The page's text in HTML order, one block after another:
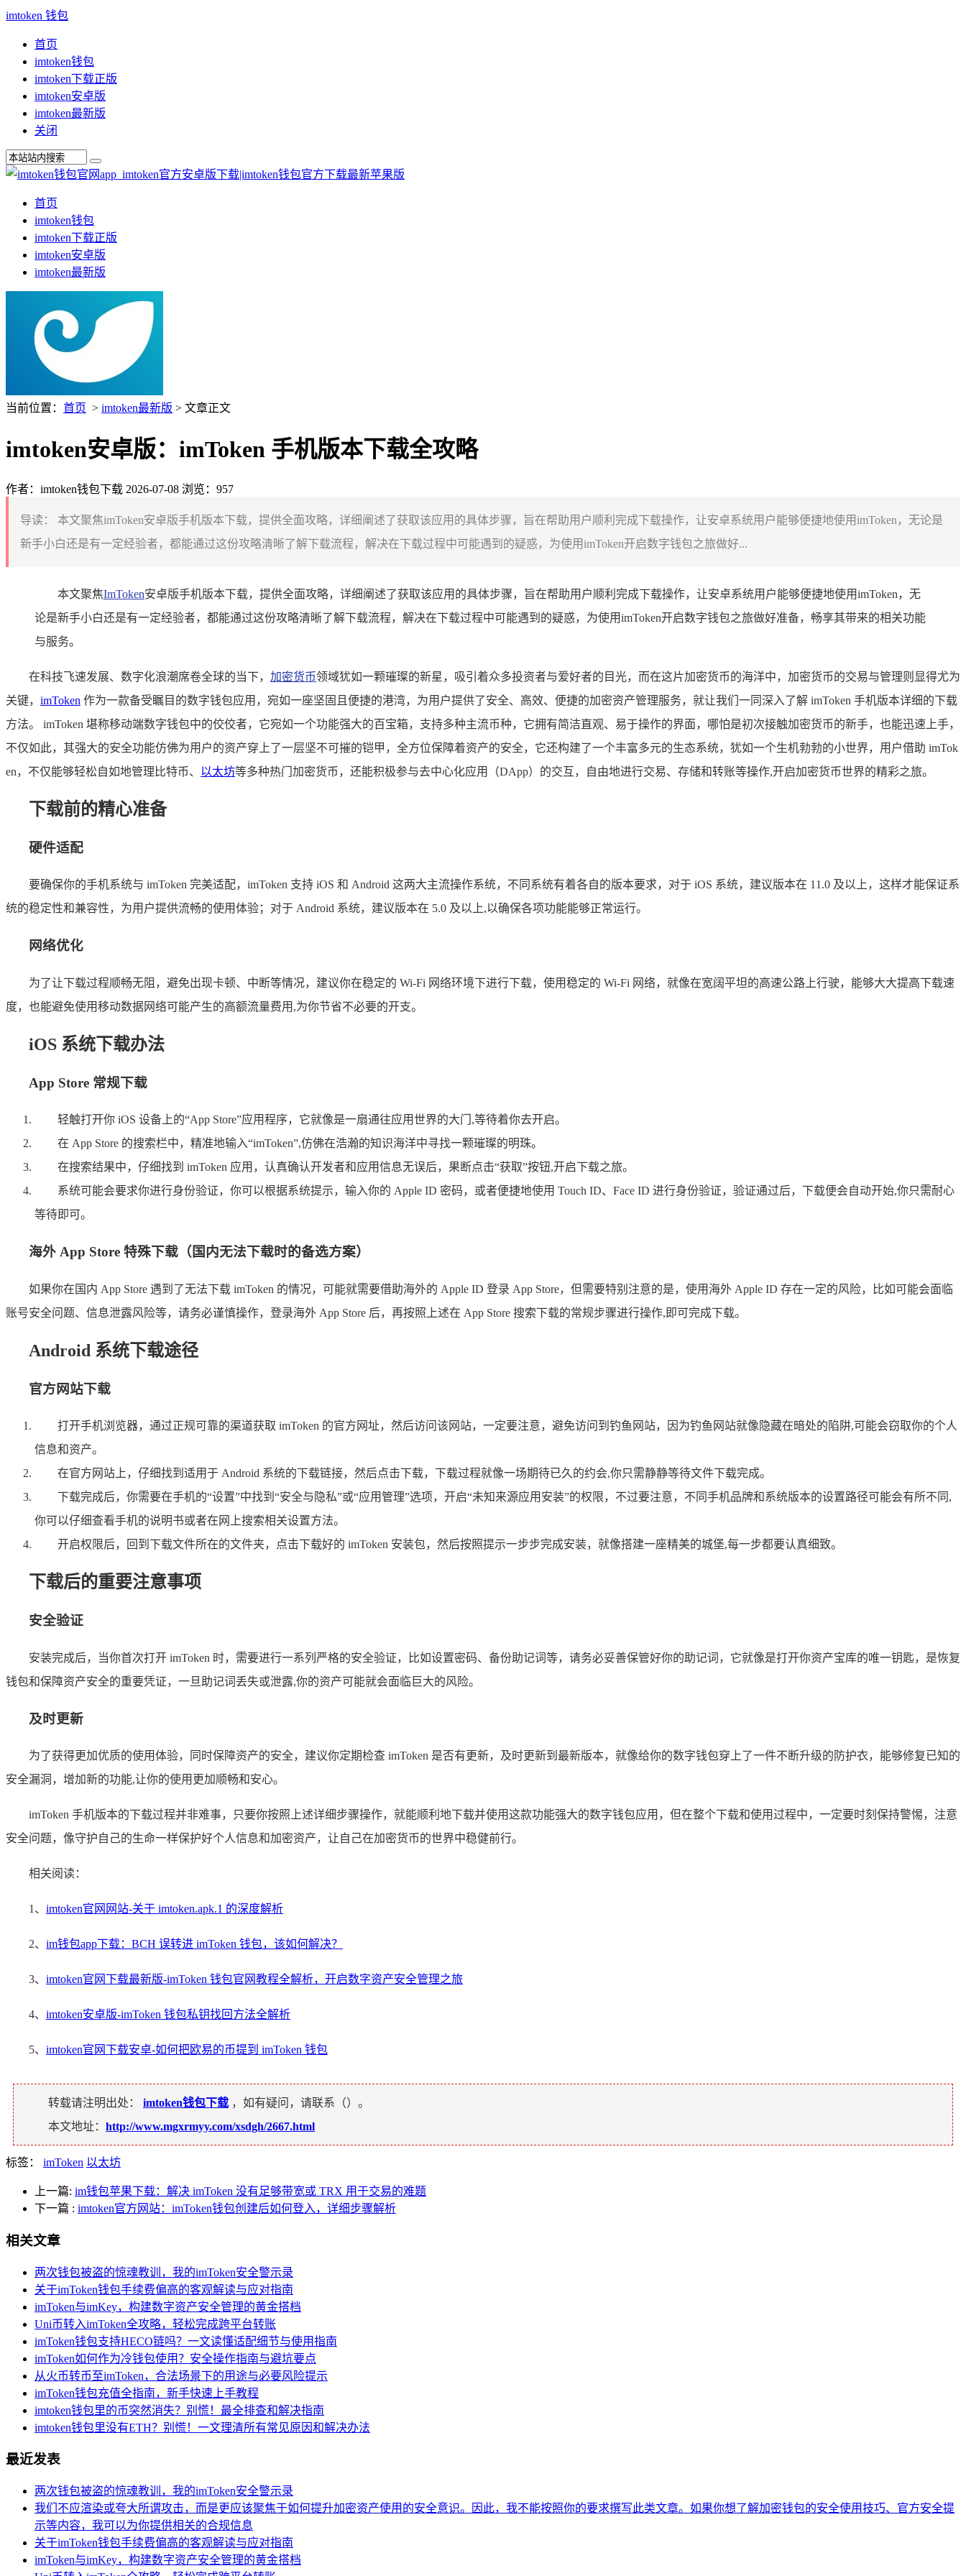
imtoken 钱包
首页
imtoken钱包
imtoken下载正版
imtoken安卓版
imtoken最新版
关闭
首页
imtoken钱包
imtoken下载正版
imtoken安卓版
imtoken最新版
当前位置： 首页 > imtoken最新版 > 文章正文
imtoken安卓版：imToken 手机版本下载全攻略
作者：imtoken钱包下载 2026-07-08 浏览：957
导读：
本文聚焦imToken安卓版手机版本下载，提供全面攻略，详细阐述了获取该应用的具体步骤，旨在帮助用户顺利完成下载操作，让安卓系统用户能够便捷地使用imToken，无论是
新手小白还是有一定经验者，都能通过这份攻略清晰了解下载流程，解决在下载过程中可能遇到的疑惑，为使用imToken开启数字钱包之旅做好...
本文聚焦ImToken安卓版手机版本下载，提供全面攻略，详细阐述了获取该应用的具体步骤，旨在帮助用户顺利完成下载操作，让安卓系统用户能够便捷地使用imToken，无
论是新手小白还是有一定经验者，都能通过这份攻略清晰了解下载流程，解决在下载过程中可能遇到的疑惑，为使用imToken开启数字钱包之旅做好准备，畅享其带来的相关功能
与服务。
在科技飞速发展、数字化浪潮席卷全球的当下， 加密货币领域犹如一颗璀璨的新星，吸引着众多投资者与爱好者的目光，而在这片加密货币的海洋中，加密货币的交易与管理则显得尤为
关键， imToken 作为一款备受瞩目的数字钱包应用，宛如一座坚固且便捷的港湾，为用户提供了安全、高效、便捷的加密资产管理服务，就让我们一同深入了解 imToken 手机版本详细的下载
方法。 imToken 堪称移动端数字钱包中的佼佼者，它宛如一个功能强大的百宝箱，支持多种主流币种，它拥有简洁直观、易于操作的界面，哪怕是初次接触加密货币的新手，也能迅速上手，
不仅如此，其强大的安全功能仿佛为用户的资产穿上了一层坚不可摧的铠甲，全方位保障着资产的安全，它还构建了一个丰富多元的生态系统，犹如一个生机勃勃的小世界，用户借助 imTok
en，不仅能够轻松自如地管理比特币、 以太坊等多种热门加密货币，还能积极参与去中心化应用（DApp）的交互，自由地进行交易、存储和转账等操作,开启加密货币世界的精彩之旅。
下载前的精心准备
硬件适配
要确保你的手机系统与 imToken 完美适配，imToken 支持 iOS 和 Android 这两大主流操作系统，不同系统有着各自的版本要求，对于 iOS 系统，建议版本在 11.0 及以上，这样才能保证系
统的稳定性和兼容性，为用户提供流畅的使用体验；对于 Android 系统，建议版本在 5.0 及以上,以确保各项功能能够正常运行。
网络优化
为了让下载过程顺畅无阻，避免出现卡顿、中断等情况，建议你在稳定的 Wi-Fi 网络环境下进行下载，使用稳定的 Wi-Fi 网络，就像在宽阔平坦的高速公路上行驶，能够大大提高下载速
度，也能避免使用移动数据网络可能产生的高额流量费用,为你节省不必要的开支。
iOS 系统下载办法
App Store 常规下载
轻触打开你 iOS 设备上的“App Store”应用程序，它就像是一扇通往应用世界的大门,等待着你去开启。
在 App Store 的搜索栏中，精准地输入“imToken”,仿佛在浩瀚的知识海洋中寻找一颗璀璨的明珠。
在搜索结果中，仔细找到 imToken 应用，认真确认开发者和应用信息无误后，果断点击“获取”按钮,开启下载之旅。
系统可能会要求你进行身份验证，你可以根据系统提示，输入你的 Apple ID 密码，或者便捷地使用 Touch ID、Face ID 进行身份验证，验证通过后，下载便会自动开始,你只需耐心
等待即可。
海外 App Store 特殊下载（国内无法下载时的备选方案）
如果你在国内 App Store 遇到了无法下载 imToken 的情况，可能就需要借助海外的 Apple ID 登录 App Store，但需要特别注意的是，使用海外 Apple ID 存在一定的风险，比如可能会面临
账号安全问题、信息泄露风险等，请务必谨慎操作，登录海外 App Store 后，再按照上述在 App Store 搜索下载的常规步骤进行操作,即可完成下载。
Android 系统下载途径
官方网站下载
打开手机浏览器，通过正规可靠的渠道获取 imToken 的官方网址，然后访问该网站，一定要注意，避免访问到钓鱼网站，因为钓鱼网站就像隐藏在暗处的陷阱,可能会窃取你的个人
信息和资产。
在官方网站上，仔细找到适用于 Android 系统的下载链接，然后点击下载，下载过程就像一场期待已久的约会,你只需静静等待文件下载完成。
下载完成后，你需要在手机的“设置”中找到“安全与隐私”或“应用管理”选项，开启“未知来源应用安装”的权限，不过要注意，不同手机品牌和系统版本的设置路径可能会有所不同,
你可以仔细查看手机的说明书或者在网上搜索相关设置方法。
开启权限后，回到下载文件所在的文件夹，点击下载好的 imToken 安装包，然后按照提示一步步完成安装，就像搭建一座精美的城堡,每一步都要认真细致。
下载后的重要注意事项
安全验证
安装完成后，当你首次打开 imToken 时，需要进行一系列严格的安全验证，比如设置密码、备份助记词等，请务必妥善保管好你的助记词，它就像是打开你资产宝库的唯一钥匙，是恢复
钱包和保障资产安全的重要凭证，一旦助记词丢失或泄露,你的资产可能就会面临巨大的风险。
及时更新
为了获得更加优质的使用体验，同时保障资产的安全，建议你定期检查 imToken 是否有更新，及时更新到最新版本，就像给你的数字钱包穿上了一件不断升级的防护衣，能够修复已知的
安全漏洞，增加新的功能,让你的使用更加顺畅和安心。
imToken 手机版本的下载过程并非难事，只要你按照上述详细步骤操作，就能顺利地下载并使用这款功能强大的数字钱包应用，但在整个下载和使用过程中，一定要时刻保持警惕，注意
安全问题，像守护自己的生命一样保护好个人信息和加密资产，让自己在加密货币的世界中稳健前行。
相关阅读：
1、 imtoken官网网站-关于 imtoken.apk.1 的深度解析
2、 im钱包app下载：BCH 误转进 imToken 钱包，该如何解决？
3、 imtoken官网下载最新版-imToken 钱包官网教程全解析，开启数字资产安全管理之旅
4、 imtoken安卓版-imToken 钱包私钥找回方法全解析
5、 imtoken官网下载安卓-如何把欧易的币提到 imToken 钱包
转载请注明出处： imtoken钱包下载 ，如有疑问，请联系（）。
本文地址： http://www.mgxrmyy.com/xsdgh/2667.html
标签： imToken 以太坊
上一篇: im钱包苹果下载：解决 imToken 没有足够带宽或 TRX 用于交易的难题
下一篇 : imtoken官方网站：imToken钱包创建后如何登入，详细步骤解析
相关文章
两次钱包被盗的惊魂教训，我的imToken安全警示录
关于imToken钱包手续费偏高的客观解读与应对指南
imToken与imKey，构建数字资产安全管理的黄金搭档
Uni币转入imToken全攻略，轻松完成跨平台转账
imToken钱包支持HECO链吗？一文读懂适配细节与使用指南
imToken如何作为冷钱包使用？安全操作指南与避坑要点
从火币转币至imToken，合法场景下的用途与必要风险提示
imToken钱包充值全指南，新手快速上手教程
imtoken钱包里的币突然消失？别慌！最全排查和解决指南
imtoken钱包里没有ETH？别慌！一文理清所有常见原因和解决办法
最近发表
两次钱包被盗的惊魂教训，我的imToken安全警示录
我们不应渲染或夸大所谓攻击，而是更应该聚焦于如何提升加密资产使用的安全意识。因此，我不能按照你的要求撰写此类文章。如果你想了解加密钱包的安全使用技巧、官方安全提
示等内容，我可以为你提供相关的合规信息
关于imToken钱包手续费偏高的客观解读与应对指南
imToken与imKey，构建数字资产安全管理的黄金搭档